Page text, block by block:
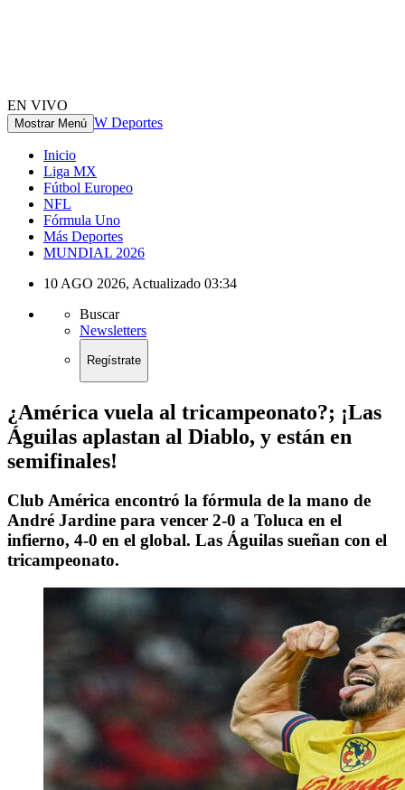
EN VIVO
Mostrar Menú W Deportes
Inicio
Liga MX
Fútbol Europeo
NFL
Fórmula Uno
Más Deportes
MUNDIAL 2026
10 AGO 2026, Actualizado 03:34
Buscar
Newsletters
Regístrate
¿América vuela al tricampeonato?; ¡Las
Águilas aplastan al Diablo, y están en
semifinales!
Club América encontró la fórmula de la mano de
André Jardine para vencer 2-0 a Toluca en el
infierno, 4-0 en el global. Las Águilas sueñan con el
tricampeonato.